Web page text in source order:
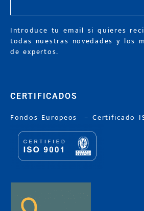
Introduce tu email si quieres
todas nuestras novedades y los
de expertos.
CERTIFICADOS
Fondos Europeos –Certificado